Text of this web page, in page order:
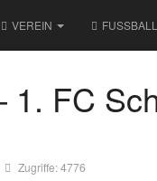
VEREIN FUSSBALL
1. FC
Zugriffe: 4776